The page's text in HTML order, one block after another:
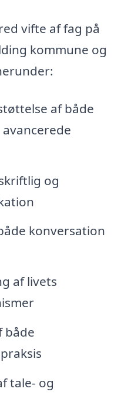
vifte af fag på
kommune og
af både
og
konversation
af livets
både
tale- og